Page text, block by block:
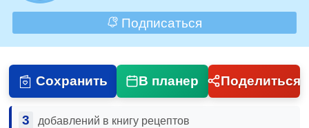
Подписаться
Сохранить В планер Поделиться
3 добавлений в книгу рецептов